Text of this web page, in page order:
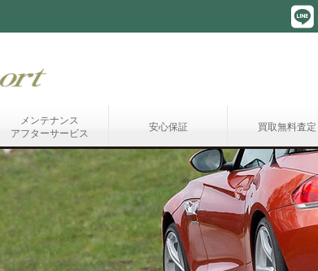
メンテナンス
アフターサービス
安心保証 買取無料査定